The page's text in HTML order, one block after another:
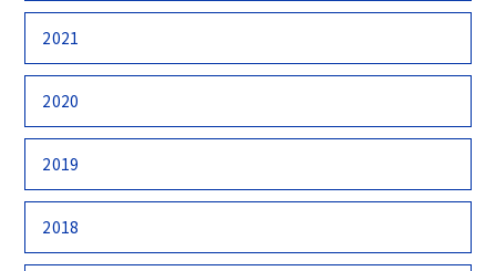
2021
2020
2019
2018